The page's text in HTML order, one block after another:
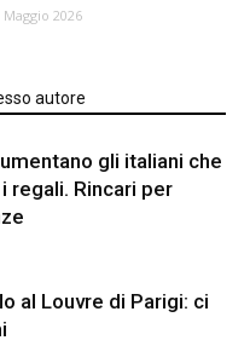
Maggio 2026
autore
gli italiani che
regali. Rincari per
al Louvre di Parigi: ci